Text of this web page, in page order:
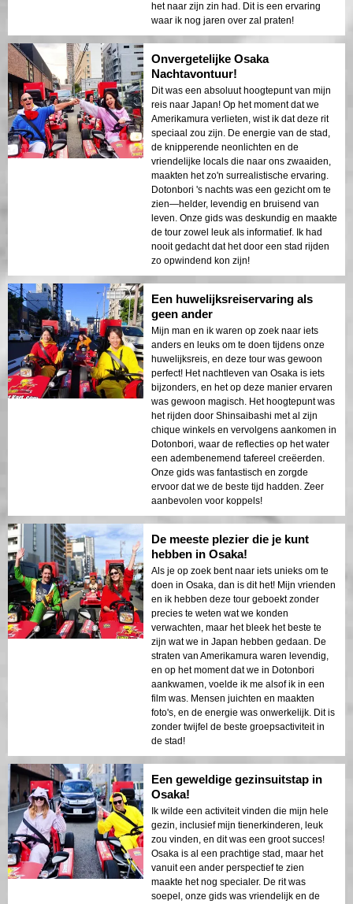
het naar zijn zin had. Dit is een ervaring
waar ik nog jaren over zal praten!
Onvergetelijke Osaka
Nachtavontuur!
Dit was een absoluut hoogtepunt van mijn
reis naar Japan! Op het moment dat we
Amerikamura verlieten, wist ik dat deze rit
speciaal zou zijn. De energie van de stad,
de knipperende neonlichten en de
vriendelijke locals die naar ons zwaaiden,
maakten het zo'n surrealistische ervaring.
Dotonbori 's nachts was een gezicht om te
zien—helder, levendig en bruisend van
leven. Onze gids was deskundig en maakte
de tour zowel leuk als informatief. Ik had
nooit gedacht dat het door een stad rijden
zo opwindend kon zijn!
Een huwelijksreiservaring als
geen ander
Mijn man en ik waren op zoek naar iets
anders en leuks om te doen tijdens onze
huwelijksreis, en deze tour was gewoon
perfect! Het nachtleven van Osaka is iets
bijzonders, en het op deze manier ervaren
was gewoon magisch. Het hoogtepunt was
het rijden door Shinsaibashi met al zijn
chique winkels en vervolgens aankomen in
Dotonbori, waar de reflecties op het water
een adembenemend tafereel creëerden.
Onze gids was fantastisch en zorgde
ervoor dat we de beste tijd hadden. Zeer
aanbevolen voor koppels!
De meeste plezier die je kunt
hebben in Osaka!
Als je op zoek bent naar iets unieks om te
doen in Osaka, dan is dit het! Mijn vrienden
en ik hebben deze tour geboekt zonder
precies te weten wat we konden
verwachten, maar het bleek het beste te
zijn wat we in Japan hebben gedaan. De
straten van Amerikamura waren levendig,
en op het moment dat we in Dotonbori
aankwamen, voelde ik me alsof ik in een
film was. Mensen juichten en maakten
foto's, en de energie was onwerkelijk. Dit is
zonder twijfel de beste groepsactiviteit in
de stad!
Een geweldige gezinsuitstap in
Osaka!
Ik wilde een activiteit vinden die mijn hele
gezin, inclusief mijn tienerkinderen, leuk
zou vinden, en dit was een groot succes!
Osaka is al een prachtige stad, maar het
vanuit een ander perspectief te zien
maakte het nog specialer. De rit was
soepel, onze gids was vriendelijk en de